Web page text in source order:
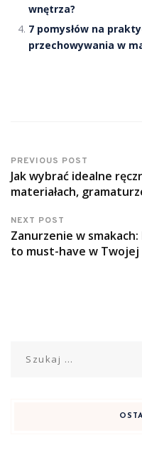
wnętrza?
7 pomysłów na
przechowywania w
PREVIOUS POST
Jak wybrać idealne
materiałach,
NEXT POST
Zanurzenie w
to must-have w Twojej